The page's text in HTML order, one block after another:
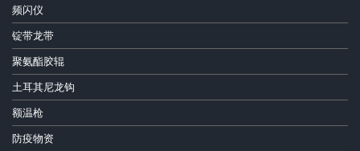
频闪仪
锭带龙带
聚氨酯胶辊
土耳其尼龙钩
额温枪
防疫物资